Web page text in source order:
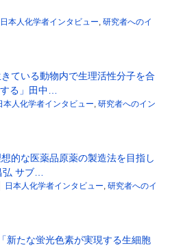
日本人化学者インタビュー 研究者へのイ
ている動物内で生理活性分子を合
る」田中…
本人化学者インタビュー 研究者へのイン
的な医薬品原薬の製造法を目指し
サブ…
日本人化学者インタビュー 研究者へのイ
新たな蛍光色素が実現する生細胞